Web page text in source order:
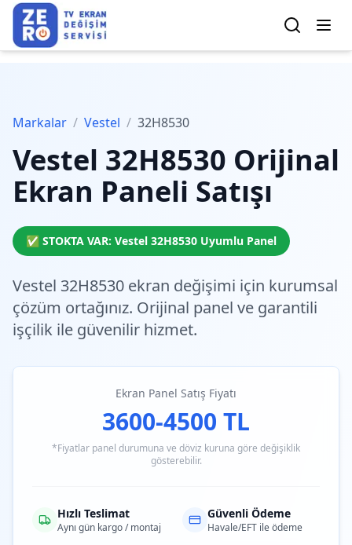
Markalar / Vestel / 32H8530
Vestel 32H8530 Orijinal
Ekran Paneli Satışı
✅ STOKTA VAR: Vestel 32H8530 Uyumlu Panel
Vestel 32H8530 ekran değişimi için kurumsal
çözüm ortağınız. Orijinal panel ve garantili
işçilik ile güvenilir hizmet.
Ekran Panel Satış Fiyatı
3600-4500 TL
*Fiyatlar panel durumuna ve döviz kuruna göre değişiklik
gösterebilir.
Hızlı Teslimat
Aynı gün kargo / montaj
Güvenli Ödeme
Havale/EFT ile ödeme